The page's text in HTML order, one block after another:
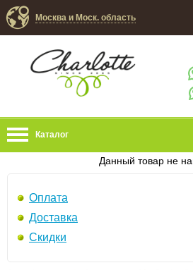
Москва и Моск. область
Каталог
Данный товар не
Оплата
Доставка
Скидки